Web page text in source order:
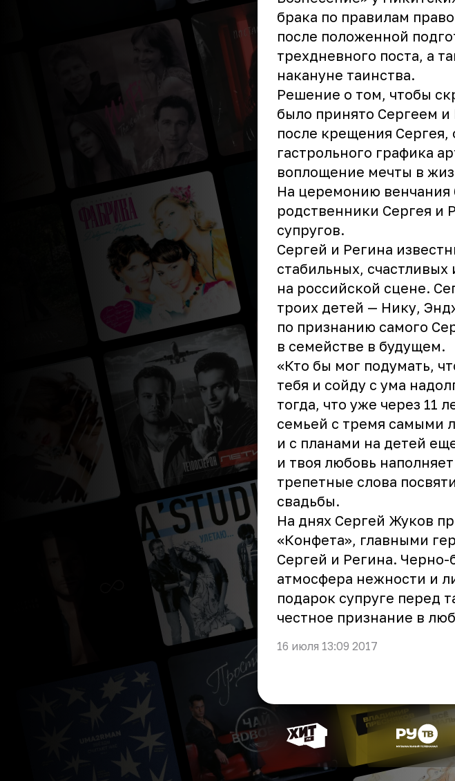
брака по правилам
после положенной
трехдневного поста, а
накануне таинства.
Решение о том, чтобы
было принято Сергеем и
после крещения Сергея,
гастрольного графика
воплощение мечты в
На церемонию венчания
родственники Сергея и
супругов.
Сергей и Регина
стабильных,
на российской сцене.
троих детей — Нику,
по признанию самого
в семействе в будущем.
«Кто бы мог подумать,
тебя и сойду с ума
тогда, что уже через 11
семьей с тремя самыми
и с планами на детей
и твоя любовь
трепетные слова
свадьбы.
На днях Сергей Жуков
«Конфета» , главными
Сергей и Регина.
атмосфера нежности и
подарок супруге перед
честное признание в
16 июля 13:09 2017